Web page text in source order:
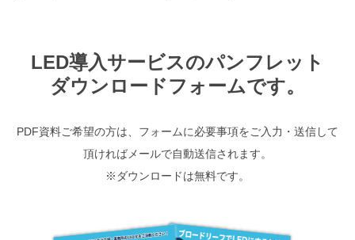
LED導入サービスのパンフレット
ダウンロードフォームです。
PDF資料ご希望の方は、フォームに必要事項をご入力・送信して
頂ければメールで自動送信されます。
※ダウンロードは無料です。